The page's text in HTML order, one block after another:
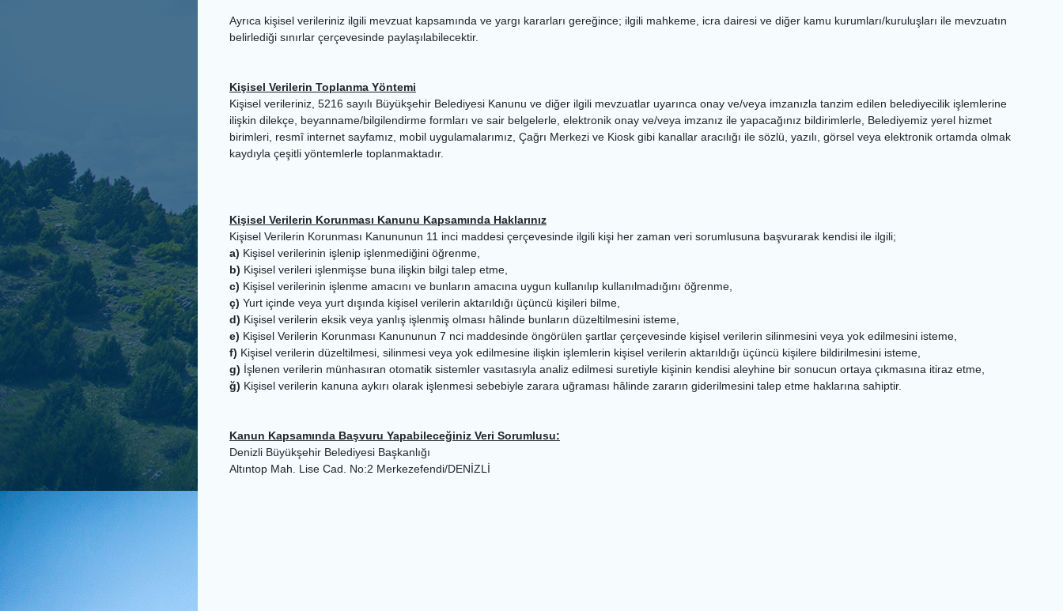
Ayrıca kişisel verileriniz ilgili mevzuat kapsamında ve yargı kararları gereğince; ilgili mahkeme, icra dairesi ve diğer kamu kurumları/kuruluşları ile mevzuatın
belirlediği sınırlar çerçevesinde paylaşılabilecektir.
Kişisel Verilerin Toplanma Yöntemi
Kişisel verileriniz, 5216 sayılı Büyükşehir Belediyesi Kanunu ve diğer ilgili mevzuatlar uyarınca onay ve/veya imzanızla tanzim edilen belediyecilik işlemlerine
ilişkin dilekçe, beyanname/bilgilendirme formları ve sair belgelerle, elektronik onay ve/veya imzanız ile yapacağınız bildirimlerle, Belediyemiz yerel hizmet
birimleri, resmî internet sayfamız, mobil uygulamalarımız, Çağrı Merkezi ve Kiosk gibi kanallar aracılığı ile sözlü, yazılı, görsel veya elektronik ortamda olmak
kaydıyla çeşitli yöntemlerle toplanmaktadır.
Kişisel Verilerin Korunması Kanunu Kapsamında Haklarınız
Kişisel Verilerin Korunması Kanununun 11 inci maddesi çerçevesinde ilgili kişi her zaman veri sorumlusuna başvurarak kendisi ile ilgili;
a) Kişisel verilerinin işlenip işlenmediğini öğrenme,
b) Kişisel verileri işlenmişse buna ilişkin bilgi talep etme,
c) Kişisel verilerinin işlenme amacını ve bunların amacına uygun kullanılıp kullanılmadığını öğrenme,
ç) Yurt içinde veya yurt dışında kişisel verilerin aktarıldığı üçüncü kişileri bilme,
d) Kişisel verilerin eksik veya yanlış işlenmiş olması hâlinde bunların düzeltilmesini isteme,
e) Kişisel Verilerin Korunması Kanununun 7 nci maddesinde öngörülen şartlar çerçevesinde kişisel verilerin silinmesini veya yok edilmesini isteme,
f) Kişisel verilerin düzeltilmesi, silinmesi veya yok edilmesine ilişkin işlemlerin kişisel verilerin aktarıldığı üçüncü kişilere bildirilmesini isteme,
g) İşlenen verilerin münhasıran otomatik sistemler vasıtasıyla analiz edilmesi suretiyle kişinin kendisi aleyhine bir sonucun ortaya çıkmasına itiraz etme,
ğ) Kişisel verilerin kanuna aykırı olarak işlenmesi sebebiyle zarara uğraması hâlinde zararın giderilmesini talep etme haklarına sahiptir.
Kanun Kapsamında Başvuru Yapabileceğiniz Veri Sorumlusu:
Denizli Büyükşehir Belediyesi Başkanlığı
Altıntop Mah. Lise Cad. No:2 Merkezefendi/DENİZLİ